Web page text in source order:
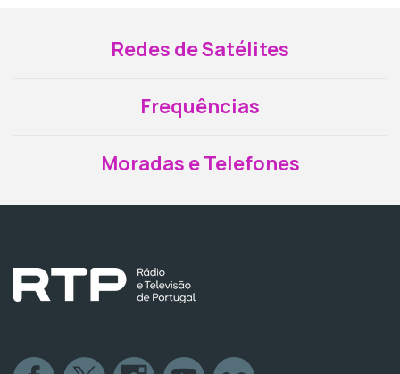
Redes de Satélites
Frequências
Moradas e Telefones